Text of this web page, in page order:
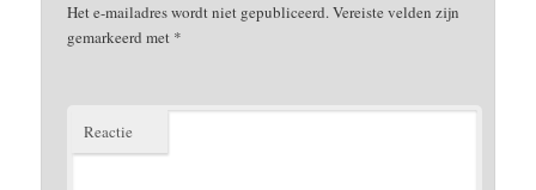
Het e-mailadres wordt niet gepubliceerd.Vereiste velden zijn
gemarkeerd met *
Reactie